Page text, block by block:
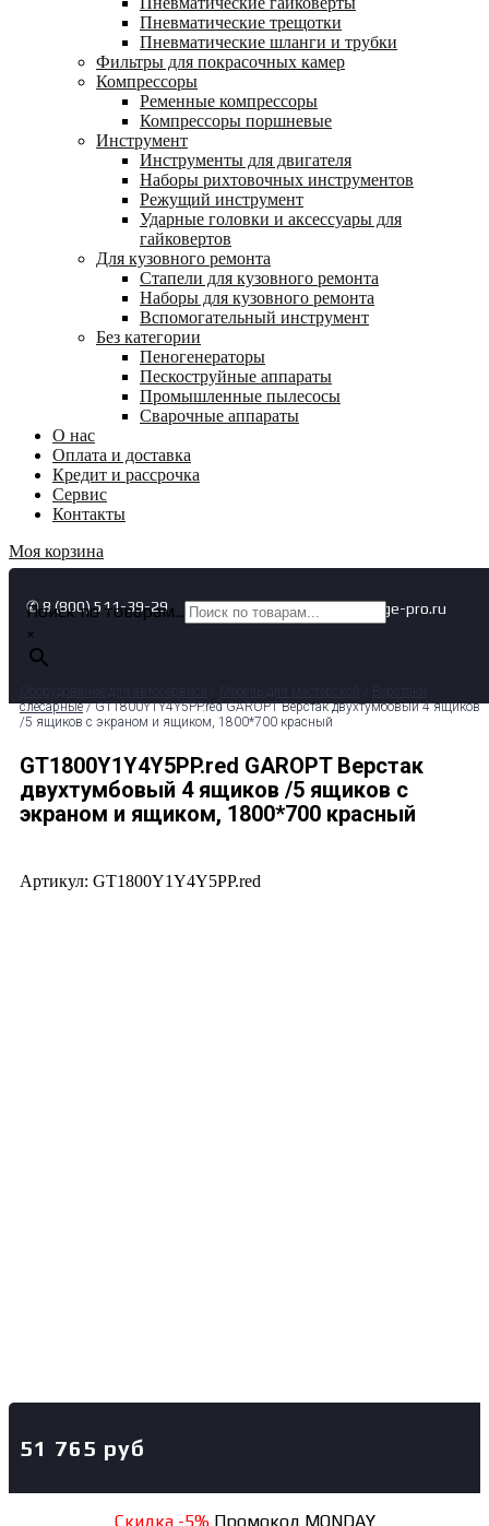
Пневматические трещотки
Пневматические шланги и трубки
Фильтры для покрасочных камер
Компрессоры
Ременные компрессоры
Компрессоры поршневые
Инструмент
Инструменты для двигателя
Наборы рихтовочных инструментов
Режущий инструмент
Ударные головки и аксессуары для
гайковертов
Для кузовного ремонта
Стапели для кузовного ремонта
Наборы для кузовного ремонта
Вспомогательный инструмент
Без категории
Пеногенераторы
Пескоструйные аппараты
Промышленные пылесосы
Сварочные аппараты
О нас
Оплата и доставка
Кредит и рассрочка
Сервис
Контакты
Моя корзина
✆ 8 (800) 511-39-29 ✉ info@garage-pro.ru
Поиск по товарам...
×
слесарные/ GT1800Y1Y4Y5PP.red GAROPT Верстак двухтумбовый 4 ящиков
/5 ящиков с экраном и ящиком, 1800*700 красный
GT1800Y1Y4Y5PP.red GAROPT Верстак
двухтумбовый 4 ящиков /5 ящиков с
экраном и ящиком, 1800*700 красный
Артикул: GT1800Y1Y4Y5PP.red
51 765 руб
Скидка -5%Промокод MONDAY